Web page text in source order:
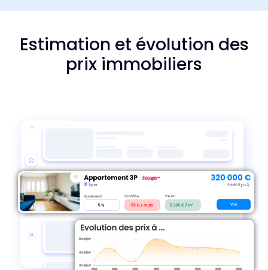
Estimation et évolution des
prix immobiliers